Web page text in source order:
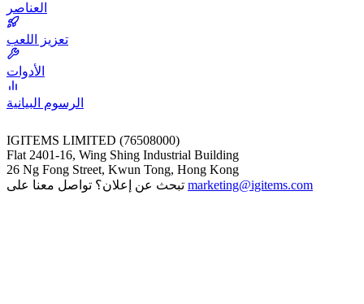
العناصر
تعزيز اللعب
الأدوات
الرسوم البيانية
IGITEMS LIMITED (76508000)
Flat 2401-16, Wing Shing Industrial Building
26 Ng Fong Street, Kwun Tong, Hong Kong
marketing@igitems.com